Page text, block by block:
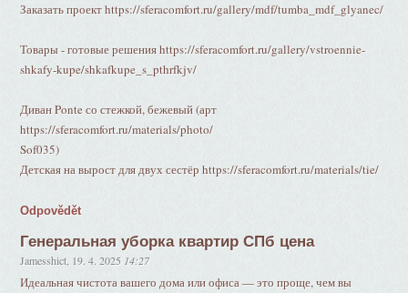
Заказать проект https://sferacomfort.ru/gallery/mdf/tumba_mdf_glyanec/
Товары - готовые решения https://sferacomfort.ru/gallery/vstroennie-
shkafy-kupe/shkafkupe_s_pthrfkjv/
Диван Ponte со стежкой, бежевый (арт
https://sferacomfort.ru/materials/photo/
Sof035)
Детская на вырост для двух сестёр https://sferacomfort.ru/materials/tie/
Odpovědět
Генеральная уборка квартир СПб цена
Jamesshict 19. 4. 2025 14:27
Идеальная чистота вашего дома или офиса — это проще, чем вы